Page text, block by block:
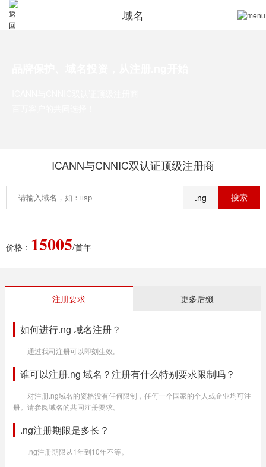
域名
ICANN与CNNIC双认证顶级注册商
.ng
价格： 15005/首年
注册要求 更多后缀
如何进行.ng 域名注册？
通过我司注册可以即刻生效。
谁可以注册.ng 域名？注册有什么特别要求限制吗？
对注册.ng域名的资格没有任何限制，任何一个国家的个人或企业均可注
册。请参阅域名的共同注册要求。
.ng注册期限是多长？
.ng注册期限从1年到10年不等。